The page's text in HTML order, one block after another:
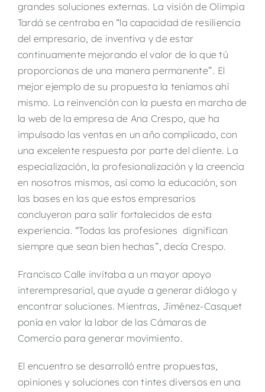
grandes soluciones externas. La visión de Olimpia
Tardá se centraba en “la capacidad de resiliencia
del empresario, de inventiva y de estar
continuamente mejorando el valor de lo que tú
proporcionas de una manera permanente”. El
mejor ejemplo de su propuesta la teníamos ahí
mismo. La reinvención con la puesta en marcha de
la web de la empresa de Ana Crespo, que ha
impulsado las ventas en un año complicado, con
una excelente respuesta por parte del cliente. La
especialización, la profesionalización y la creencia
en nosotros mismos, así como la educación, son
las bases en las que estos empresarios
concluyeron para salir fortalecidos de esta
experiencia. “Todas las profesiones dignifican
siempre que sean bien hechas”, decía Crespo.
Francisco Calle invitaba a un mayor apoyo
interempresarial, que ayude a generar diálogo y
encontrar soluciones. Mientras, Jiménez-Casquet
ponía en valor la labor de las Cámaras de
Comercio para generar movimiento.
El encuentro se desarrolló entre propuestas,
opiniones y soluciones con tintes diversos en una